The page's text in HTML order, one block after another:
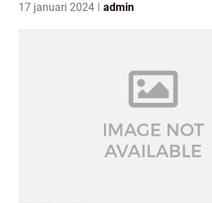
17 januari 2024 admin